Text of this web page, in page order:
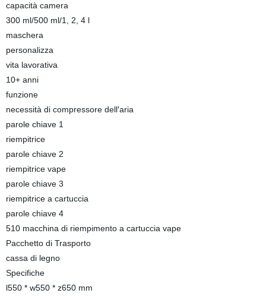
capacità camera
300 ml/500 ml/1, 2, 4 l
maschera
personalizza
vita lavorativa
10+ anni
funzione
necessità di compressore dell′aria
parole chiave 1
riempitrice
parole chiave 2
riempitrice vape
parole chiave 3
riempitrice a cartuccia
parole chiave 4
510 macchina di riempimento a cartuccia vape
Pacchetto di Trasporto
cassa di legno
Specifiche
l550 * w550 * z650 mm